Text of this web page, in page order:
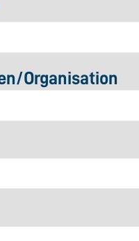
Organisation